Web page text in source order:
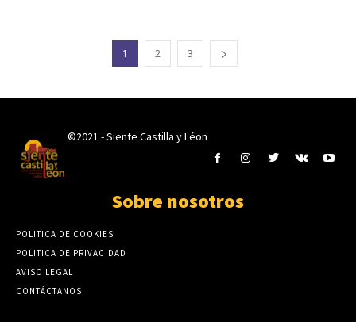
1 2 3
©2021 - Siente Castilla y Léon
Sobre nosotros
POLITICA DE COOKIES
POLITICA DE PRIVACIDAD
AVISO LEGAL
CONTÁCTANOS